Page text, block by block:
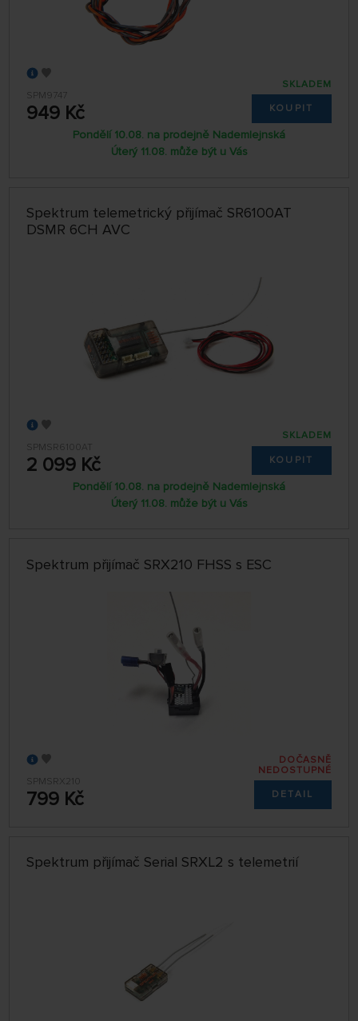
SPM9747
949 Kč
SKLADEM
KOUPIT
Pondělí 10.08. na prodejně Nademlejnská
Úterý 11.08. může být u Vás
Spektrum telemetrický přijímač SR6100AT
DSMR 6CH AVC
SPMSR6100AT
2 099 Kč
SKLADEM
KOUPIT
Pondělí 10.08. na prodejně Nademlejnská
Úterý 11.08. může být u Vás
Spektrum přijímač SRX210 FHSS s ESC
SPMSRX210
799 Kč
DOČASNĚ
NEDOSTUPNÉ
DETAIL
Spektrum přijímač Serial SRXL2 s telemetrií